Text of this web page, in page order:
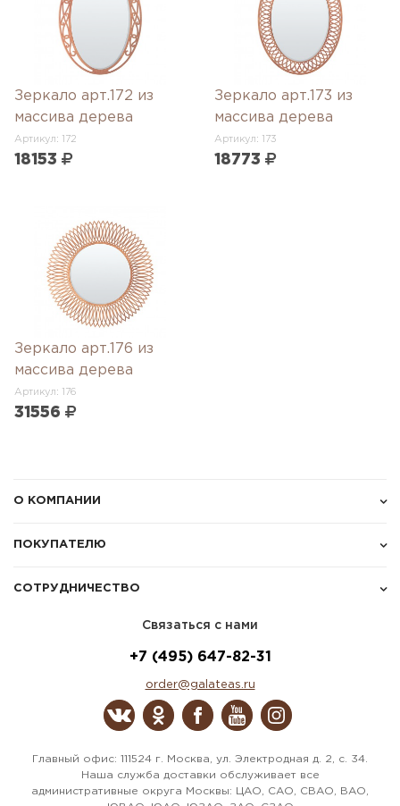
Зеркало арт.172 из
массива дерева
Артикул: 172
18153
Зеркало арт.173 из
массива дерева
Артикул: 173
18773
Зеркало арт.176 из
массива дерева
Артикул: 176
31556
О КОМПАНИИ
ПОКУПАТЕЛЮ
СОТРУДНИЧЕСТВО
Связаться с нами
+7 (495) 647-82-31
order@galateas.ru
Главный офис: 111524 г. Москва, ул. Электродная д. 2, с. 34.
Наша служба доставки обслуживает все
административные округа Москвы: ЦАО, САО, СВАО, ВАО,